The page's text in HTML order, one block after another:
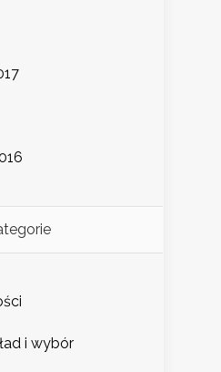
i wybór